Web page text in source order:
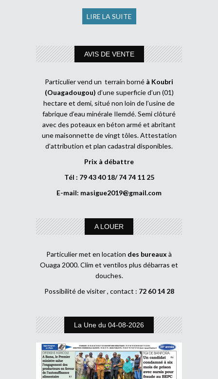
LIRE LA SUITE
AVIS DE VENTE
Particulier vend un terrain borné à Koubri
(Ouagadougou) d’une superficie d’un (01)
hectare et demi, situé non loin de l’usine de
fabrique d’eau minérale Ilemdé. Semi clôturé
avec des poteaux en béton armé et abritant
une maisonnette de vingt tôles. Attestation
d’attribution et plan cadastral disponibles.
Prix à débattre
Tél : 79 43 40 18/ 74 74 11 25
E-mail: masigue2019@gmail.com
A LOUER
Particulier met en location des bureaux à
Ouaga 2000. Clim et ventilos plus débarras et
douches.
Possibilité de visiter , contact : 72 60 14 28
La Une du 04-08-2026